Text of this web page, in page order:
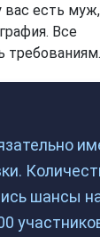
вас есть
Все
шансы